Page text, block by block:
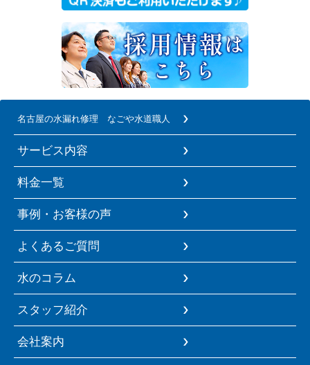
名古屋の水漏れ修理 なごや水道職人
サービス内容
料金一覧
事例・お客様の声
よくあるご質問
水のコラム
スタッフ紹介
会社案内